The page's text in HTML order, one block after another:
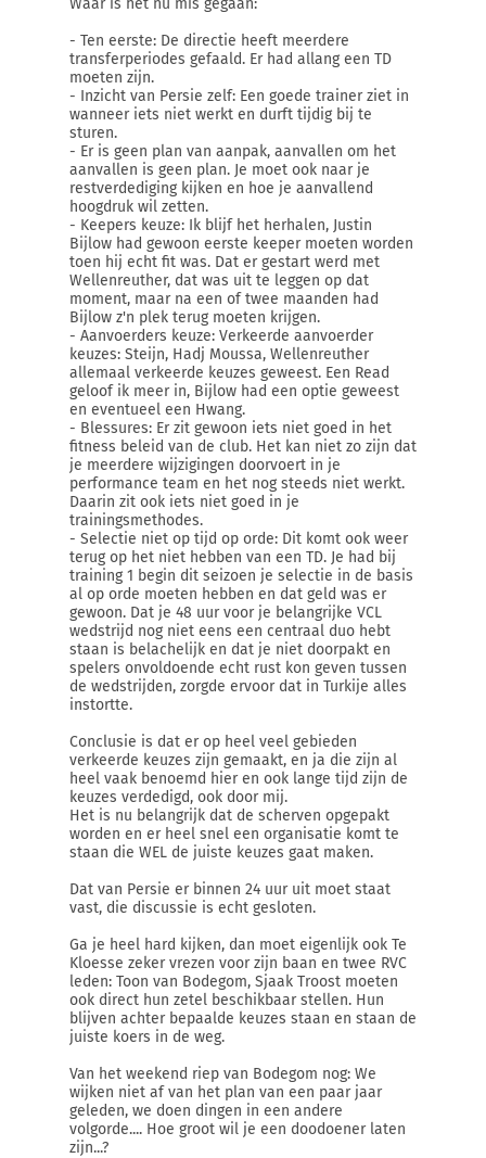
Waar is het nu mis gegaan:
- Ten eerste: De directie heeft meerdere
transferperiodes gefaald. Er had allang een TD
moeten zijn.
- Inzicht van Persie zelf: Een goede trainer ziet in
wanneer iets niet werkt en durft tijdig bij te
sturen.
- Er is geen plan van aanpak, aanvallen om het
aanvallen is geen plan. Je moet ook naar je
restverdediging kijken en hoe je aanvallend
hoogdruk wil zetten.
- Keepers keuze: Ik blijf het herhalen, Justin
Bijlow had gewoon eerste keeper moeten worden
toen hij echt fit was. Dat er gestart werd met
Wellenreuther, dat was uit te leggen op dat
moment, maar na een of twee maanden had
Bijlow z'n plek terug moeten krijgen.
- Aanvoerders keuze: Verkeerde aanvoerder
keuzes: Steijn, Hadj Moussa, Wellenreuther
allemaal verkeerde keuzes geweest. Een Read
geloof ik meer in, Bijlow had een optie geweest
en eventueel een Hwang.
- Blessures: Er zit gewoon iets niet goed in het
fitness beleid van de club. Het kan niet zo zijn dat
je meerdere wijzigingen doorvoert in je
performance team en het nog steeds niet werkt.
Daarin zit ook iets niet goed in je
trainingsmethodes.
- Selectie niet op tijd op orde: Dit komt ook weer
terug op het niet hebben van een TD. Je had bij
training 1 begin dit seizoen je selectie in de basis
al op orde moeten hebben en dat geld was er
gewoon. Dat je 48 uur voor je belangrijke VCL
wedstrijd nog niet eens een centraal duo hebt
staan is belachelijk en dat je niet doorpakt en
spelers onvoldoende echt rust kon geven tussen
de wedstrijden, zorgde ervoor dat in Turkije alles
instortte.
Conclusie is dat er op heel veel gebieden
verkeerde keuzes zijn gemaakt, en ja die zijn al
heel vaak benoemd hier en ook lange tijd zijn de
keuzes verdedigd, ook door mij.
Het is nu belangrijk dat de scherven opgepakt
worden en er heel snel een organisatie komt te
staan die WEL de juiste keuzes gaat maken.
Dat van Persie er binnen 24 uur uit moet staat
vast, die discussie is echt gesloten.
Ga je heel hard kijken, dan moet eigenlijk ook Te
Kloesse zeker vrezen voor zijn baan en twee RVC
leden: Toon van Bodegom, Sjaak Troost moeten
ook direct hun zetel beschikbaar stellen. Hun
blijven achter bepaalde keuzes staan en staan de
juiste koers in de weg.
Van het weekend riep van Bodegom nog: We
wijken niet af van het plan van een paar jaar
geleden, we doen dingen in een andere
volgorde.... Hoe groot wil je een doodoener laten
zijn...?